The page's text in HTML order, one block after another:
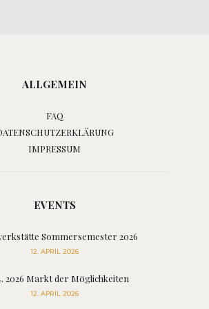
ALLGEMEIN
FAQ
IMPRESSUM
EVENTS
Sommersemester 2026
12. APRIL 2026
2026 Markt der Möglichkeiten
12. APRIL 2026